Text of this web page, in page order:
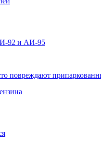
92 и АИ-95
повреждают